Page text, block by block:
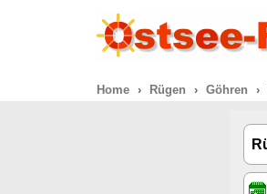
Home Rügen Göhren